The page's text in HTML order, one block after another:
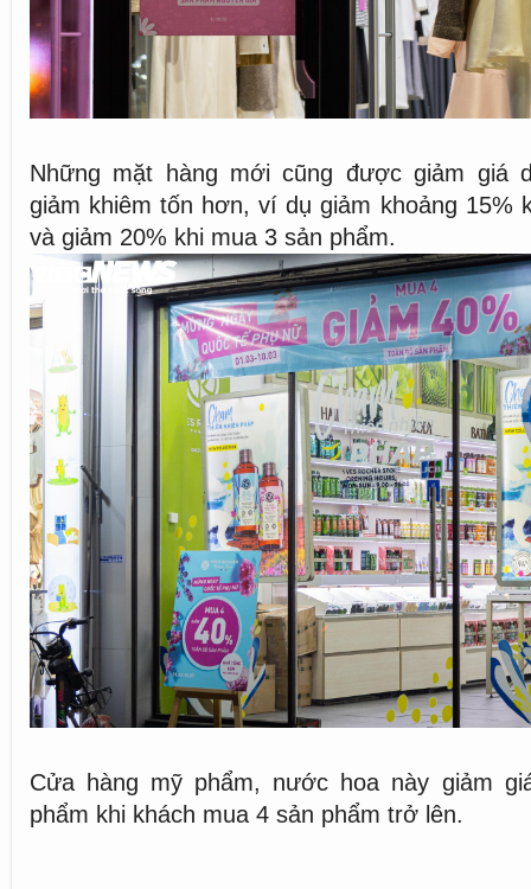
Những mặt hàng mới cũng được giảm giá
giảm khiêm tốn hơn, ví dụ giảm khoảng 15%
và giảm 20% khi mua 3 sản phẩm.
Cửa hàng mỹ phẩm, nước hoa này giảm
phẩm khi khách mua 4 sản phẩm trở lên.